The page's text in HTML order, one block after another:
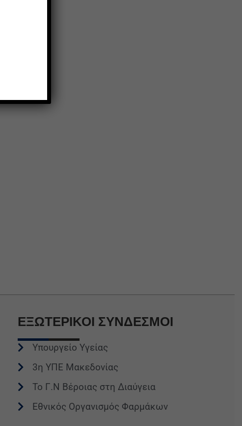
ΕΞΩΤΕΡΙΚΟΙ ΣΥΝΔΕΣΜΟΙ
Υπουργείο Υγείας
3η ΥΠΕ Μακεδονίας
Το Γ.Ν Βέροιας στη Διαύγεια
Εθνικός Οργανισμός Φαρμάκων